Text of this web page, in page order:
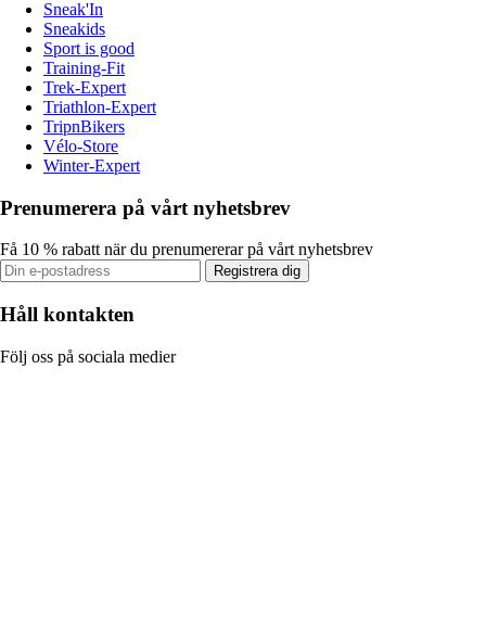
Sneak'In
Sneakids
Sport is good
Training-Fit
Trek-Expert
Triathlon-Expert
TripnBikers
Vélo-Store
Winter-Expert
Prenumerera på vårt nyhetsbrev
Få 10 % rabatt när du prenumererar på vårt nyhetsbrev
Registrera dig
Håll kontakten
Följ oss på sociala medier